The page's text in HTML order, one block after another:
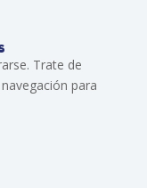
Trate de
para